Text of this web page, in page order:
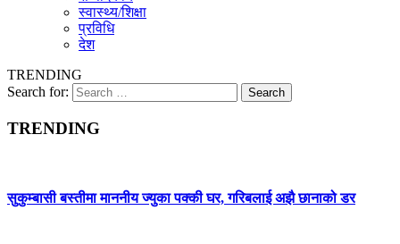
स्वास्थ्य/शिक्षा
प्रविधि
देश
TRENDING
Search for:
TRENDING
सुकुम्बासी बस्तीमा माननीय ज्युका पक्की घर, गरिबलाई अझै छानाको डर